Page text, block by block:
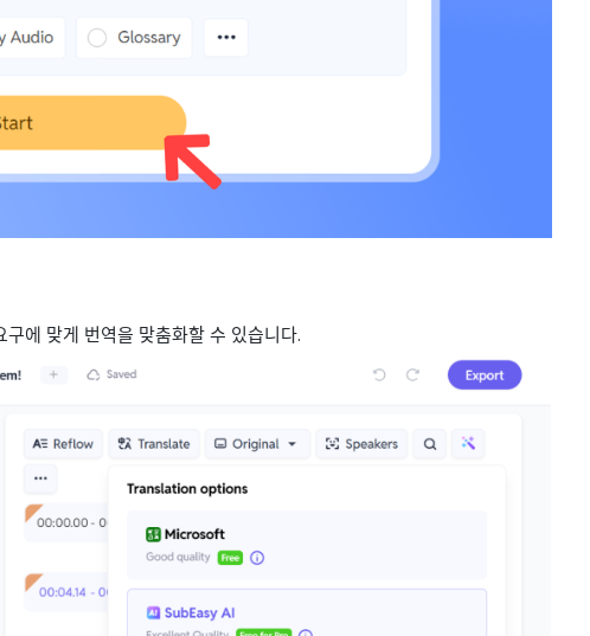
에 맞게 번역을 맞춤화할 수 있습니다.